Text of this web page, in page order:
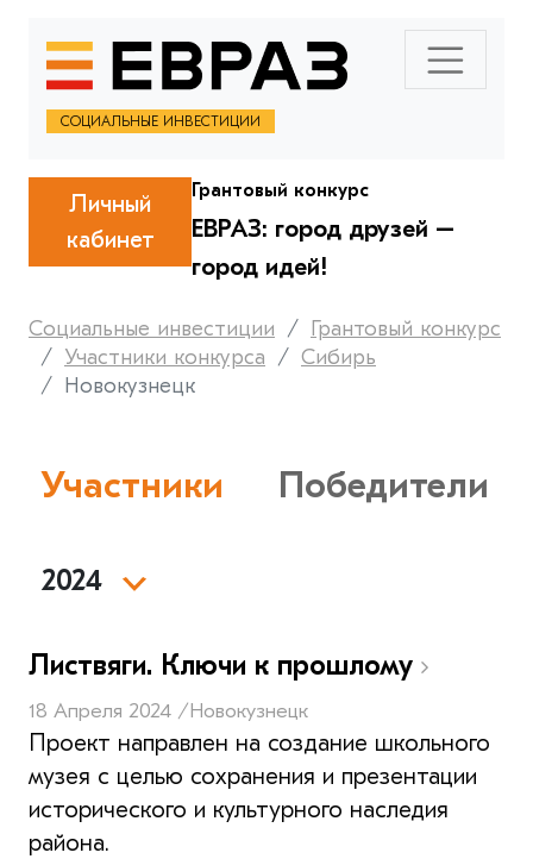
СОЦИАЛЬНЫЕ ИНВЕСТИЦИИ
Личный
кабинет
Грантовый конкурс
ЕВРАЗ: город друзей –
город идей!
Социальные инвестиции
Грантовый конкурс
Участники конкурса
Сибирь
Новокузнецк
Участники Победители
2024
Листвяги. Ключи к прошлому
18 Апреля 2024 /Новокузнецк
Проект направлен на создание школьного
музея с целью сохранения и презентации
исторического и культурного наследия
района.